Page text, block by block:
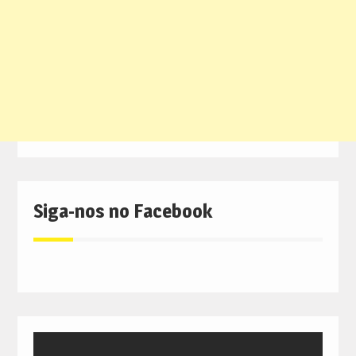
Siga-nos no Facebook